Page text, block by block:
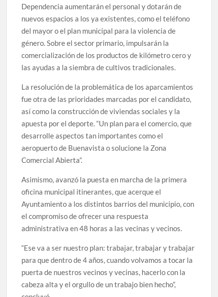
Dependencia aumentarán el personal y dotarán de
nuevos espacios a los ya existentes, como el teléfono
del mayor o el plan municipal para la violencia de
género. Sobre el sector primario, impulsarán la
comercialización de los productos de kilómetro cero y
las ayudas a la siembra de cultivos tradicionales.
La resolución de la problemática de los aparcamientos
fue otra de las prioridades marcadas por el candidato,
así como la construcción de viviendas sociales y la
apuesta por el deporte. “Un plan para el comercio, que
desarrolle aspectos tan importantes como el
aeropuerto de Buenavista o solucione la Zona
Comercial Abierta”.
Asimismo, avanzó la puesta en marcha de la primera
oficina municipal itinerantes, que acerque el
Ayuntamiento a los distintos barrios del municipio, con
el compromiso de ofrecer una respuesta
administrativa en 48 horas a las vecinas y vecinos.
“Ese va a ser nuestro plan: trabajar, trabajar y trabajar
para que dentro de 4 años, cuando volvamos a tocar la
puerta de nuestros vecinos y vecinas, hacerlo con la
cabeza alta y el orgullo de un trabajo bien hecho”,